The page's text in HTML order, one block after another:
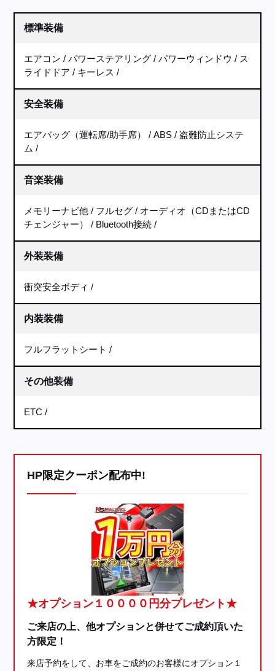
標準装備
エアコン パワーステアリング パワーウィンドウ
ス
ライドドア
キーレス
安全装備
エアバッグ（運転席/助手席） ABS
盗難防止システ
ム
音楽装備
メモリーナビ他 フルセグ
オーディオ（CDまたはCD
チェンジャー）
Bluetooth接続
外装装備
衝突安全ボディ
内装装備
フルフラットシート
その他装備
ETC
HP限定クーポン配布中!
★オプション１００００円分プレゼント★
ご来店の上、他オプションと併せてご成約頂いた
方限定！
来店予約をして、お車をご成約のお客様にオプション１